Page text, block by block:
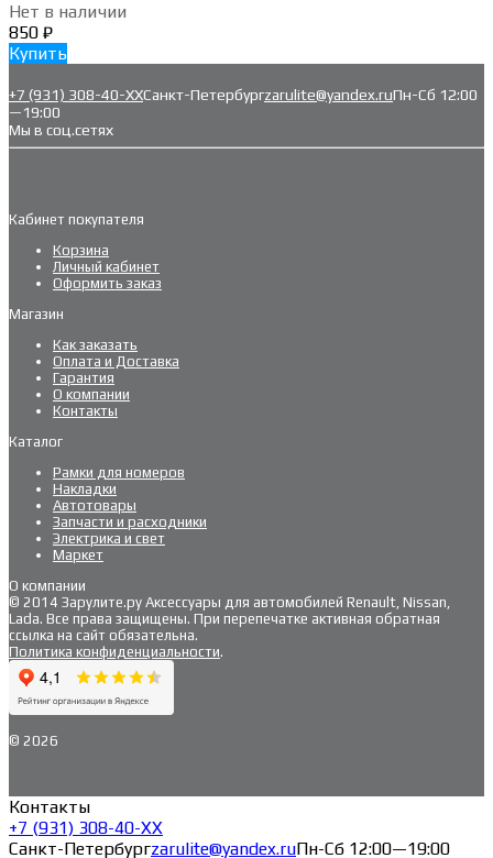
Нет в наличии
850 ₽
Купить
+7 (931) 308-40-ХХСанкт-Петербургzarulite@yandex.ruПн-Сб 12:00
—19:00
Мы в соц.сетях
Кабинет покупателя
Корзина
Личный кабинет
Оформить заказ
Магазин
Как заказать
Оплата и Доставка
Гарантия
О компании
Контакты
Каталог
Рамки для номеров
Накладки
Автотовары
Запчасти и расходники
Электрика и свет
Маркет
О компании
© 2014 Зарулите.ру Аксессуары для автомобилей Renault, Nissan,
Lada. Все права защищены. При перепечатке активная обратная
ссылка на сайт обязательна.
Политика конфиденциальности.
© 2026
Контакты
+7 (931) 308-40-ХХ
Санкт-Петербургzarulite@yandex.ruПн-Сб 12:00—19:00